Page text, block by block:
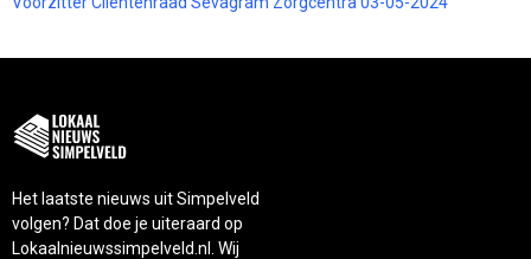
Het laatste nieuws uit Simpelveld
volgen? Dat doe je uiteraard op
Lokaalnieuwssimpelveld.nl. Wij